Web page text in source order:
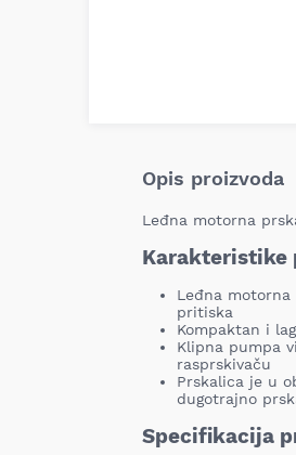
Opis proizvoda
Leđna motorna
Karakteristike
Leđna
pritiska
Kompaktan i
Klipna pumpa
rasprskivaču
Prskalica je u
dugotrajno
Specifikacija